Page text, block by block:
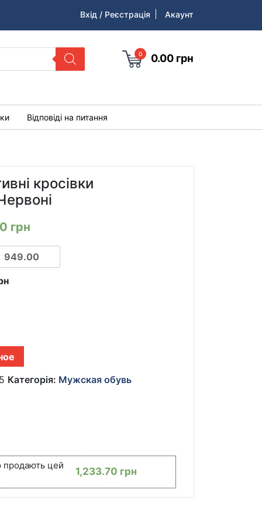
Вхід / Реєстрація Акаунт
0 0.00 грн
Відповіді на питання
кросівки
грн
Категорія: Мужская обувь
продають цей
1,233.70 грн